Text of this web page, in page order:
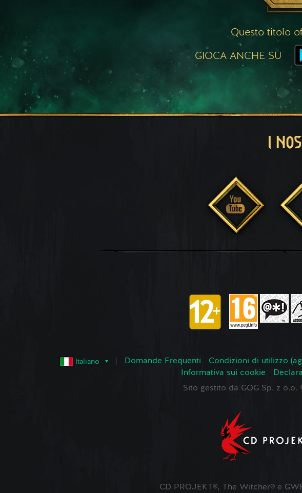
Questo titolo
GIOCA ANCHE SU
I
Italiano Domande Frequenti Condizioni di utilizzo
Informativa sui cookie
Sito gestito da GOG Sp. z o.o.
CD PROJEKT®, The Witcher® e